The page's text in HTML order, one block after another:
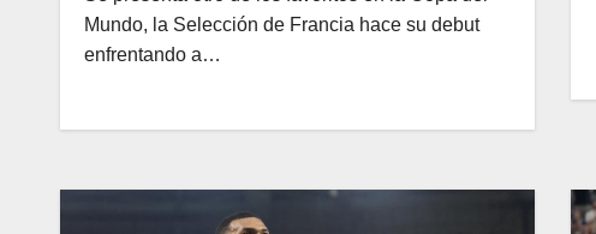
Mundo, la Selección de Francia hace su debut
enfrentando a…